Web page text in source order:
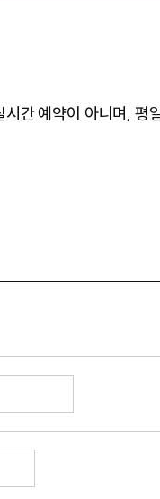
간 예약이 아니며, 평